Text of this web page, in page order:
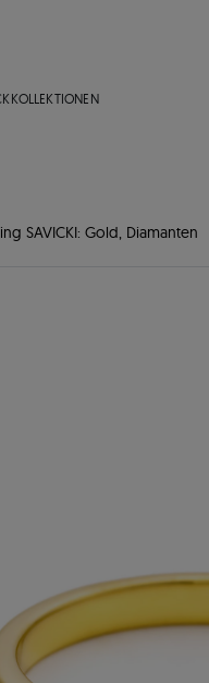
KOLLEKTIONEN
SAVICKI: Gold, Diamanten